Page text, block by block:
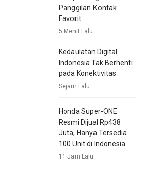
Panggilan Kontak
Favorit
5 Menit Lalu
Kedaulatan Digital
Indonesia Tak Berhenti
pada Konektivitas
Sejam Lalu
Honda Super-ONE
Resmi Dijual Rp438
Juta, Hanya Tersedia
100 Unit di Indonesia
11 Jam Lalu